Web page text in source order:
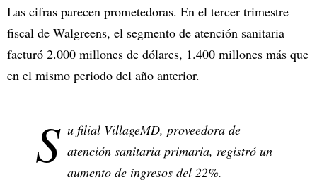
Las cifras parecen prometedoras. En el tercer trimestre
fiscal de Walgreens, el segmento de atención sanitaria
facturó 2.000 millones de dólares, 1.400 millones más que
en el mismo periodo del año anterior.
S u filial VillageMD, proveedora de
atención sanitaria primaria, registró un
aumento de ingresos del 22%.